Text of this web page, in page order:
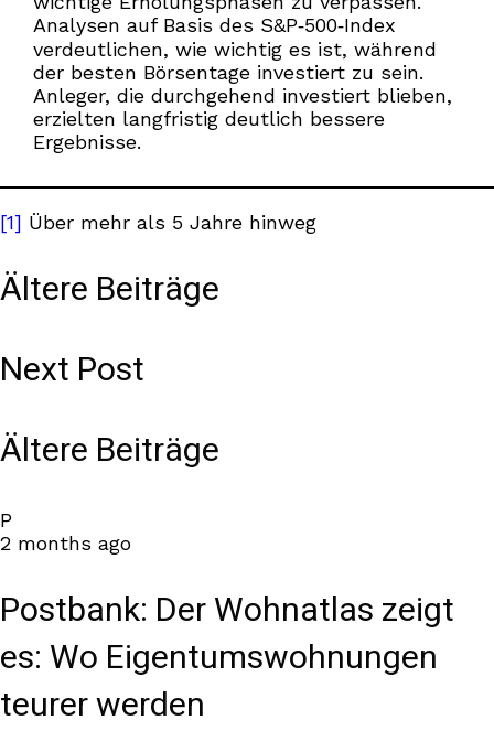
Analysen auf Basis des S&P‑500‑Index
verdeutlichen, wie wichtig es ist, während
der besten Börsentage investiert zu sein.
Anleger, die durchgehend investiert blieben,
erzielten langfristig deutlich bessere
Ergebnisse.
[1] Über mehr als 5 Jahre hinweg
Ältere Beiträge
Next Post
Ältere Beiträge
P
2 months ago
Postbank: Der Wohnatlas zeigt
es: Wo Eigentumswohnungen
teurer werden